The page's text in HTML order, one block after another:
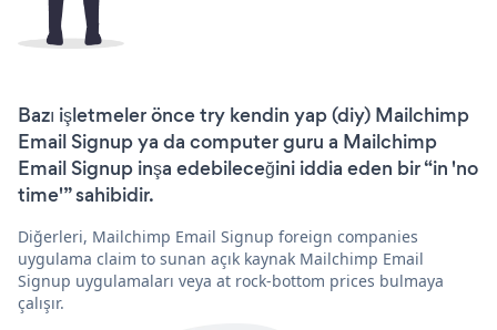
Bazı işletmeler önce try kendin yap (diy) Mailchimp
Email Signup ya da computer guru a Mailchimp
Email Signup inşa edebileceğini iddia eden bir “in 'no
time'” sahibidir.
Diğerleri, Mailchimp Email Signup foreign companies
uygulama claim to sunan açık kaynak Mailchimp Email
Signup uygulamaları veya at rock-bottom prices bulmaya
çalışır.